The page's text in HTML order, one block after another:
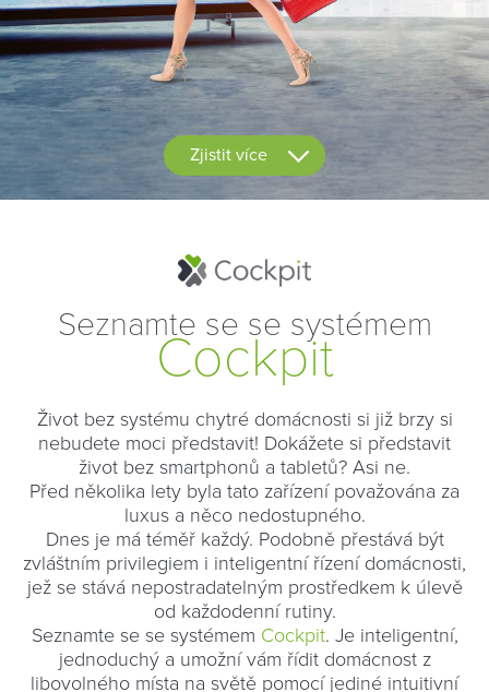
Zjistit více
Seznamte se se systémem
Cockpit
Život bez systému chytré domácnosti si již brzy si
nebudete moci představit! Dokážete si představit
život bez smartphonů a tabletů? Asi ne.
Před několika lety byla tato zařízení považována za
luxus a něco nedostupného.
Dnes je má téměř každý. Podobně přestává být
zvláštním privilegiem i inteligentní řízení domácnosti,
jež se stává nepostradatelným prostředkem k úlevě
od každodenní rutiny.
Seznamte se se systémem Cockpit. Je inteligentní,
jednoduchý a umožní vám řídit domácnost z
libovolného místa na světě pomocí jediné intuitivní